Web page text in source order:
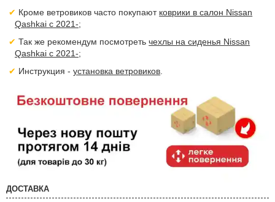
Кроме ветровиков часто покупают коврики в салон Nissan
Qashkai с 2021-;
Так же рекомендум посмотретьчехлы на сиденья Nissan
Qashkai с 2021-;
Инструкция -установка ветровиков
ДОСТАВКА